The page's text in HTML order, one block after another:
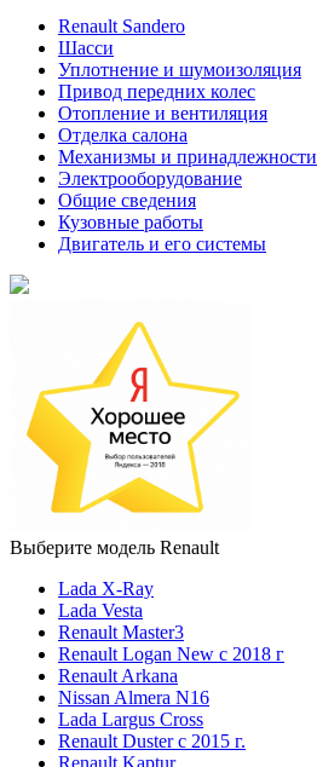
Renault Sandero
Шасси
Уплотнение и шумоизоляция
Привод передних колес
Отопление и вентиляция
Отделка салона
Механизмы и принадлежности
Электрооборудование
Общие сведения
Кузовные работы
Двигатель и его системы
Выберите модель Renault
Lada X-Ray
Lada Vesta
Renault Master3
Renault Logan New с 2018 г
Renault Arkana
Nissan Almera N16
Lada Largus Cross
Renault Duster с 2015 г.